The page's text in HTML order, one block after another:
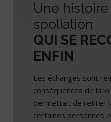
Une
spoliation
QUI SE
ENFIN
Les échanges sont
conséquences de la
permettait de retirer
certaines personnes